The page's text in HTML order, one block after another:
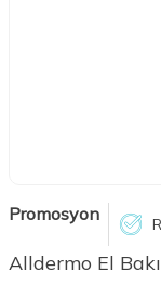
Promosyon
Alldermo El